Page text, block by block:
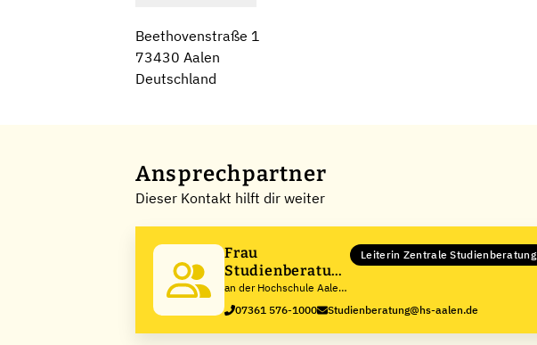
Beethovenstraße 1
73430 Aalen
Deutschland
Ansprechpartner
Dieser Kontakt hilft dir weiter
Frau
Studienberatung
Zentrale
an der Hochschule Aalen
- Technik, Wirtschaft und
Gesundheit
Leiterin Zentrale Studienberatung
07361 576-1000 Studienberatung@hs-aalen.de